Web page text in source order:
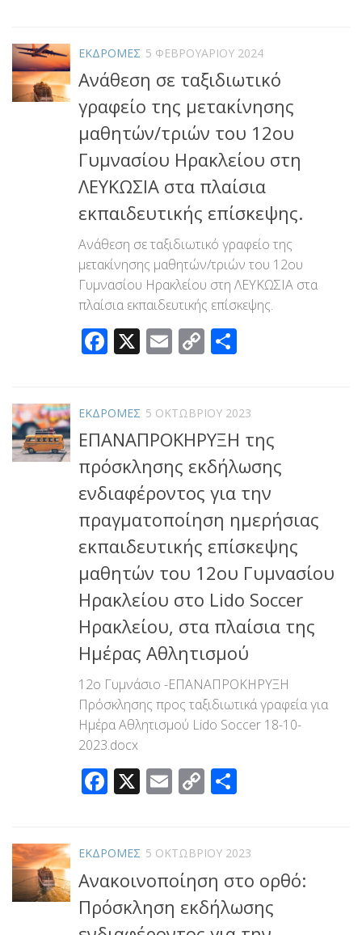
ΕΚΔΡΟΜΕΣ 5 ΦΕΒΡΟΥΑΡΊΟΥ 2024
Ανάθεση σε ταξιδιωτικό
γραφείο της μετακίνησης
μαθητών/τριών του 12ου
Γυμνασίου Ηρακλείου στη
ΛΕΥΚΩΣΙΑ στα πλαίσια
εκπαιδευτικής επίσκεψης.
Ανάθεση σε ταξιδιωτικό γραφείο της
μετακίνησης μαθητών/τριών του 12ου
Γυμνασίου Ηρακλείου στη ΛΕΥΚΩΣΙΑ στα
πλαίσια εκπαιδευτικής επίσκεψης.
Facebook
X Email
Copy
ΕΚΔΡΟΜΕΣ 5 ΟΚΤΩΒΡΊΟΥ 2023
ΕΠΑΝΑΠΡΟΚΗΡΥΞΗ της
πρόσκλησης εκδήλωσης
ενδιαφέροντος για την
πραγματοποίηση ημερήσιας
εκπαιδευτικής επίσκεψης
μαθητών του 12ου Γυμνασίου
Ηρακλείου στο Lido Soccer
Ηρακλείου, στα πλαίσια της
Ημέρας Αθλητισμού
12ο Γυμνάσιο -ΕΠΑΝΑΠΡΟΚΗΡΥΞΗ
Πρόσκλησης προς ταξιδιωτικά γραφεία για
Ημέρα Αθλητισμού Lido Soccer 18-10-
2023.docx
Facebook
X Email
Copy
ΕΚΔΡΟΜΕΣ 5 ΟΚΤΩΒΡΊΟΥ 2023
Ανακοινοποίηση στο ορθό:
Πρόσκληση εκδήλωσης